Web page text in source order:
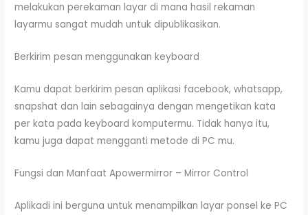
melakukan perekaman layar di mana hasil rekaman
layarmu sangat mudah untuk dipublikasikan.
Berkirim pesan menggunakan keyboard
Kamu dapat berkirim pesan aplikasi facebook, whatsapp,
snapshat dan lain sebagainya dengan mengetikan kata
per kata pada keyboard komputermu. Tidak hanya itu,
kamu juga dapat mengganti metode di PC mu.
Fungsi dan Manfaat Apowermirror – Mirror Control
Aplikadi ini berguna untuk menampilkan layar ponsel ke PC